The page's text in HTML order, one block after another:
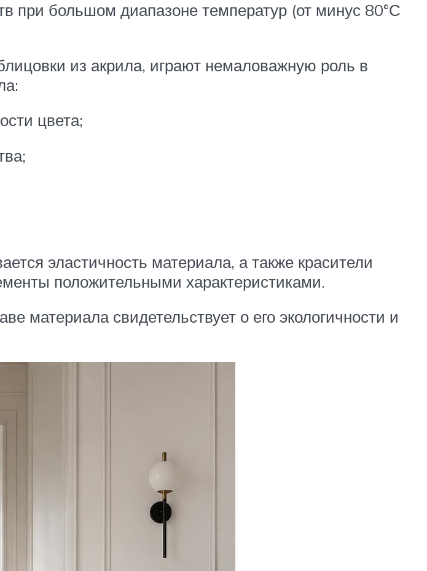
при большом диапазоне температур (от минус 80°С
из акрила, играют немаловажную роль в
цвета;
эластичность материала, а также красители
положительными характеристиками.
материала свидетельствует о его экологичности и